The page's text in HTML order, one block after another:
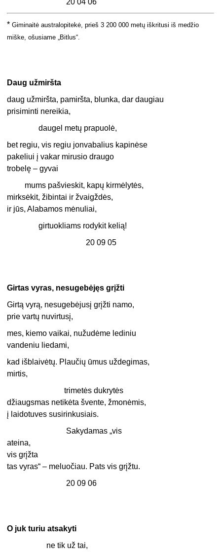
* Giminaitė australopitekė, prieš 3 200 000 metų iškritusi iš medžio
miške, ošusiame „Bitlus“.
Daug užmiršta
daug užmiršta, pamiršta, blunka, dar daugiau
prisiminti nereikia,
daugel metų prapuolė,
bet regiu, vis regiu jonvabalius kapinėse
pakeliui į vakar mirusio draugo
trobelę – gyvai
mums pašvieskit, kapų kirmėlytės,
mirksėkit, žibintai ir žvaigždės,
ir jūs, Alabamos mėnuliai,
girtuokliams rodykit kelią!
20 09 05
Girtas vyras, nesugebėjęs grįžti
Girtą vyrą, nesugebėjusį grįžti namo,
prie vartų nuvirtusį,
mes, kiemo vaikai, nužudėme lediniu
vandeniu liedami,
kad išblaivėtų. Plaučių ūmus uždegimas,
mirtis,
trimetės dukrytės
džiaugsmas netikėta švente, žmonėmis,
į laidotuves susirinkusiais.
Sakydamas „vis
ateina,
vis grįžta
tas vyras“ – meluočiau. Pats vis grįžtu.
20 09 06
O juk turiu atsakyti
ne tik už tai,